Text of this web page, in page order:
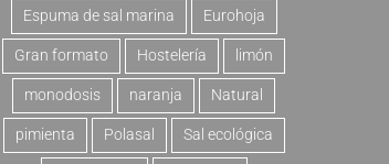
Espuma de sal marina Eurohoja
Gran formato Hostelería limón
monodosis naranja Natural
pimienta Polasal Sal ecológica